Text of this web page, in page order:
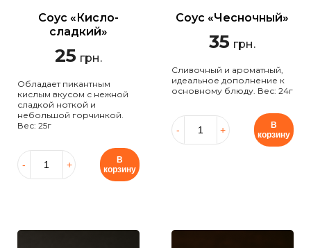
Соус «Кисло-
сладкий»
25 грн.
Обладает пикантным
кислым вкусом с нежной
сладкой ноткой и
небольшой горчинкой.
Вес: 25г
В
корзину
Соус «Чесночный»
35 грн.
Сливочный и ароматный,
идеальное дополнение к
основному блюду. Вес: 24г
В
корзину